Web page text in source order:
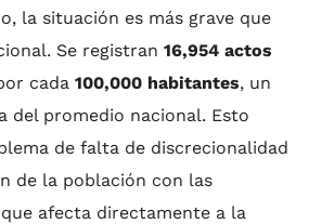
la situación es más grave que
Se registran 16,954 actos
cada 100,000 habitantes, un
del promedio nacional. Esto
de falta de discrecionalidad
de la población con las
afecta directamente a la